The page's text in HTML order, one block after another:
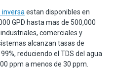
inversa estan disponibles en
GPD hasta mas de 500,000
comerciales y
alcanzan tasas de
reduciendo el TDS del agua
ppm a menos de 30 ppm.